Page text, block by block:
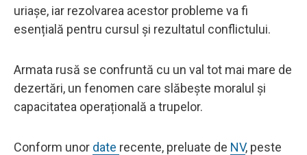
uriașe, iar rezolvarea acestor probleme va fi
esențială pentru cursul și rezultatul conflictului.
Armata rusă se confruntă cu un val tot mai mare de
dezertări, un fenomen care slăbește moralul și
capacitatea operațională a trupelor.
Conform unor date recente, preluate de NV, peste